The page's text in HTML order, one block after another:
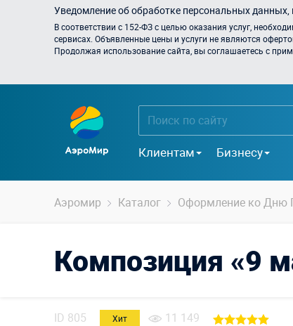
Уведомление об обработке персональных
В соответствии с 152-ФЗ с целью оказания услуг,
сервисах. Объявленные цены и услуги не являются
Продолжая использование сайта, вы соглашаетесь с
Клиентам Бизнесу
Аэромир Каталог Оформление ко Дню
Композиция «9
ID 805 Хит 11 149